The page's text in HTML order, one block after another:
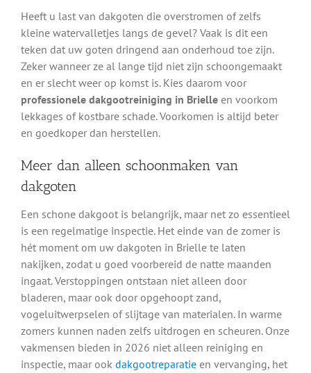
Heeft u last van dakgoten die overstromen of zelfs
kleine watervalletjes langs de gevel? Vaak is dit een
teken dat uw goten dringend aan onderhoud toe zijn.
Zeker wanneer ze al lange tijd niet zijn schoongemaakt
en er slecht weer op komst is. Kies daarom voor
professionele dakgootreiniging in Brielleen voorkom
lekkages of kostbare schade. Voorkomen is altijd beter
en goedkoper dan herstellen.
Meer dan alleen schoonmaken van
dakgoten
Een schone dakgoot is belangrijk, maar net zo essentieel
is een regelmatige inspectie. Het einde van de zomer is
hét moment om uw dakgoten in Brielle te laten
nakijken, zodat u goed voorbereid de natte maanden
ingaat. Verstoppingen ontstaan niet alleen door
bladeren, maar ook door opgehoopt zand,
vogeluitwerpselen of slijtage van materialen. In warme
zomers kunnen naden zelfs uitdrogen en scheuren. Onze
vakmensen bieden in 2026 niet alleen reiniging en
inspectie, maar ook dakgootreparatieen vervanging, het